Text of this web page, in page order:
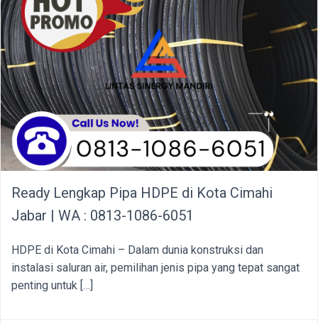
Ready Lengkap Pipa HDPE di Kota Cimahi
Jabar | WA : 0813-1086-6051
HDPE di Kota Cimahi – Dalam dunia konstruksi dan
instalasi saluran air, pemilihan jenis pipa yang tepat sangat
penting untuk […]